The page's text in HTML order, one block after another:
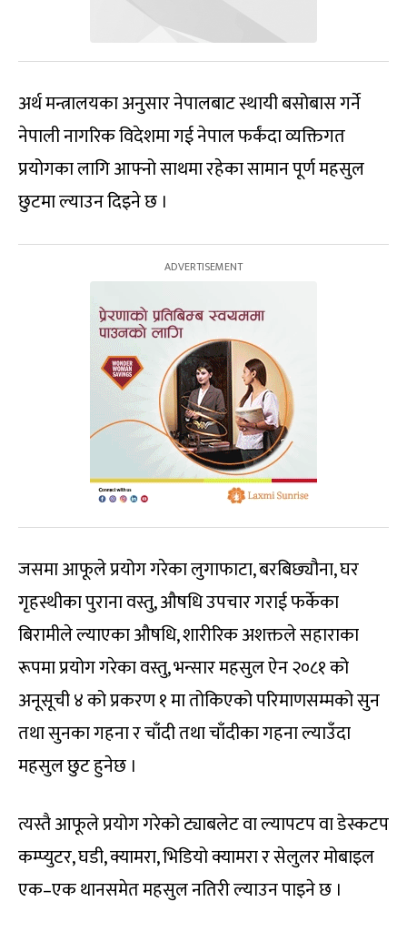
अर्थ मन्त्रालयका अनुसार नेपालबाट स्थायी बसोबास गर्ने
नेपाली नागरिक विदेशमा गई नेपाल फर्कंदा व्यक्तिगत
प्रयोगका लागि आफ्नो साथमा रहेका सामान पूर्ण महसुल
छुटमा ल्याउन दिइने छ ।
जसमा आफूले प्रयोग गरेका लुगाफाटा, बरबिछ्यौना, घर
गृहस्थीका पुराना वस्तु, औषधि उपचार गराई फर्केका
बिरामीले ल्याएका औषधि, शारीरिक अशक्तले सहाराका
रूपमा प्रयोग गरेका वस्तु, भन्सार महसुल ऐन २०८१ को
अनूसूची ४ को प्रकरण १ मा तोकिएको परिमाणसम्मको सुन
तथा सुनका गहना र चाँदी तथा चाँदीका गहना ल्याउँदा
महसुल छुट हुनेछ ।
त्यस्तै आफूले प्रयोग गरेको ट्याबलेट वा ल्यापटप वा डेस्कटप
कम्प्युटर, घडी, क्यामरा, भिडियो क्यामरा र सेलुलर मोबाइल
एक–एक थानसमेत महसुल नतिरी ल्याउन पाइने छ ।